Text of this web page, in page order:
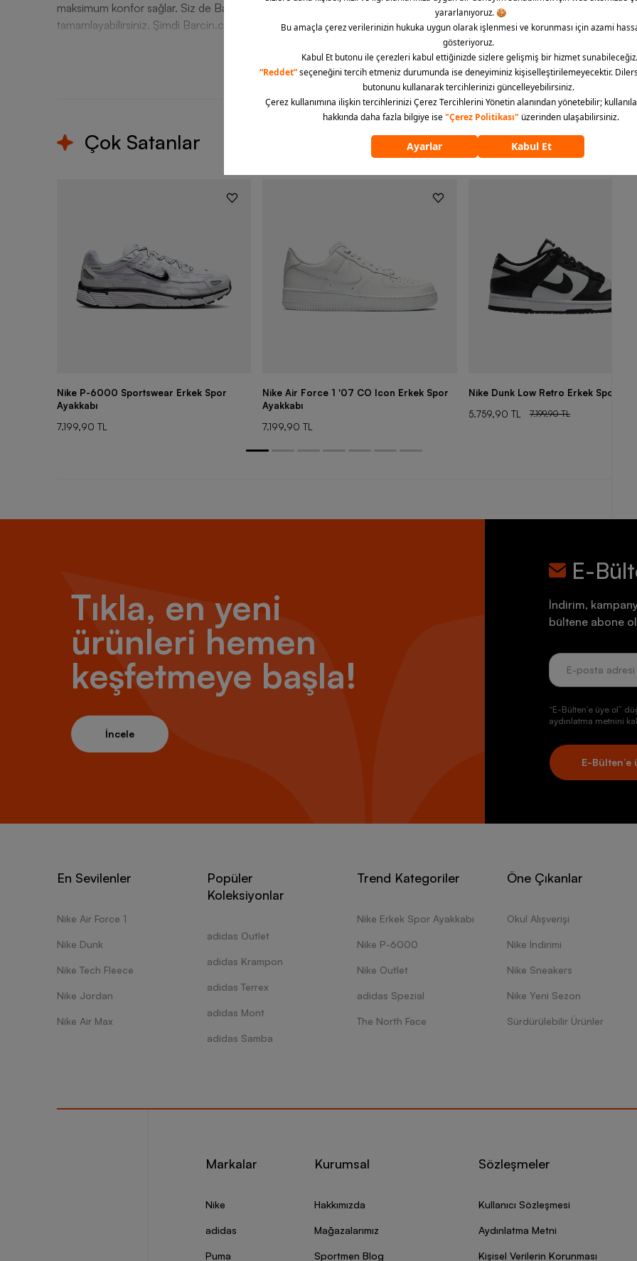
maksimum konfor sağlar. Siz de Barcin.com üzerinden Nike Club Alumni Ft Erkek Şort’a ulaşabilir, stilinizi konforla
tamamlayabilirsiniz. Şimdi Barcin.com’dan siparişinizi oluşturarak bu rahatlığı deneyimleyebilirsiniz.
Tümünü göster
Çok Satanlar
Nike P-6000 Sportswear Erkek Spor
Ayakkabı
7.199,90 TL
Nike Air Force 1 '07 CO Icon Erkek Spor
Ayakkabı
7.199,90 TL
Nike Dunk Low Retro Erkek Spor
5.759,90 TL
7.199,90 TL
Tıkla, en yeni
ürünleri hemen
keşfetmeye başla!
İncele
E-
İndirim,
bültene abone
“E-Bülten’e üye ol”
aydınlatma metnini
E-Bülten’e
En Sevilenler
Nike Air Force 1
Nike Dunk
Nike Tech Fleece
Nike Jordan
Nike Air Max
Popüler
Koleksiyonlar
adidas Outlet
adidas Krampon
adidas Terrex
adidas Mont
adidas Samba
Trend Kategoriler
Nike Erkek Spor Ayakkabı
Nike P-6000
Nike Outlet
adidas Spezial
The North Face
Öne Çıkanlar
Okul Alışverişi
Nike İndirimi
Nike Sneakers
Nike Yeni Sezon
Sürdürülebilir Ürünler
Markalar
Nike
adidas
Puma
Kurumsal
Hakkımızda
Mağazalarımız
Sportmen Blog
Sözleşmeler
Kullanıcı Sözleşmesi
Aydınlatma Metni
Kişisel Verilerin Korunması